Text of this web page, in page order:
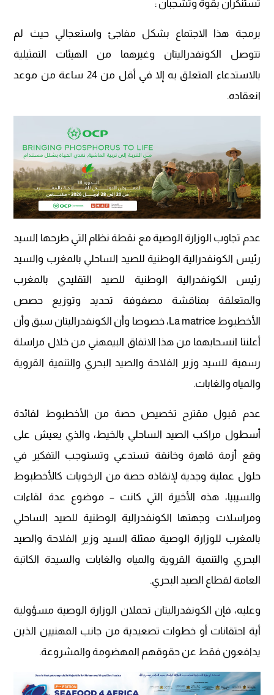
تستنكران بقوة وتشجبان :
برمجة هذا الاجتماع بشكل مفاجئ واستعجالي حيث لم
تتوصل الكونفدراليتان وغيرهما من الهيئات التمثيلية
بالاستدعاء المتعلق به إلا في أقل من 24 ساعة من موعد
انعقاده.
عدم تجاوب الوزارة الوصية مع نقطة نظام التي طرحها السيد
رئيس الكونفدرالية الوطنية للصيد الساحلي بالمغرب والسيد
رئيس الكونفدرالية الوطنية للصيد التقليدي بالمغرب
والمتعلقة بمناقشة مصفوفة تحديد وتوزيع حصص
الأخطبوط La matrice، خصوصا وأن الكونفدراليتان سبق وأن
أعلنتا انسحابهما من هذا الاتفاق البيمهني من خلال مراسلة
رسمية للسيد وزير الفلاحة والصيد البحري والتنمية القروية
والمياه والغابات.
عدم قبول مقترح تخصيص حصة من الأخطبوط لفائدة
أسطول مراكب الصيد الساحلي بالخيط، والذي يعيش على
وقع أزمة قاهرة وخانقة تستدعي وتستوجب التفكير في
حلول عملية وجدية لإنقاذه حصة من الرخويات كالأخطبوط
والسيبيا، هذه الأخيرة التي كانت – موضوع عدة لقاءات
ومراسلات وجهتها الكونفدرالية الوطنية للصيد الساحلي
بالمغرب للوزارة الوصية ممثلة السيد وزير الفلاحة والصيد
البحري والتنمية القروية والمياه والغابات والسيدة الكاتبة
العامة لقطاع الصيد البحري.
وعليه، فإن الكونفدراليتان تحملان الوزارة الوصية مسؤولية
أية احتقانات أو خطوات تصعيدية من جانب المهنيين الذين
يدافعون فقط عن حقوقهم المهضومة والمشروعة.